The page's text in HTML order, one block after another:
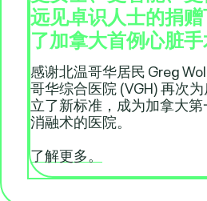
远见卓识人士的捐
了加拿大首例心脏
感谢北温哥华居民 Greg
哥华综合医院 (VGH) 再次
立了新标准，成为加拿大
消融术的医院。
了解更多。